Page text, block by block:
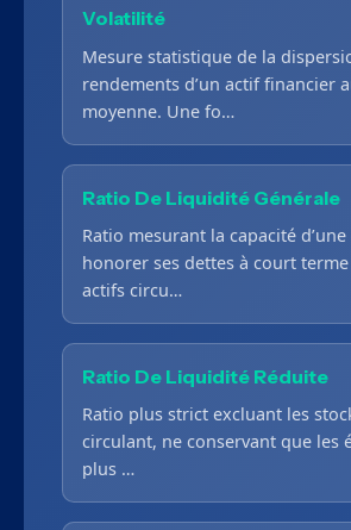
Volatilité
Mesure statistique de la
rendements d’un actif financier
moyenne. Une fo…
Ratio De Liquidité Générale
Ratio mesurant la capacité
honorer ses dettes à court terme
actifs circu…
Ratio De Liquidité Réduite
Ratio plus strict excluant les
circulant, ne conservant que les
plus …